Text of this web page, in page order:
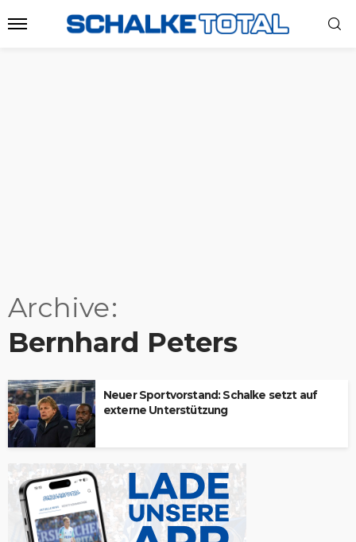
Archive
Bernhard Peters
Neuer Sportvorstand: Schalke setzt auf
externe Unterstützung